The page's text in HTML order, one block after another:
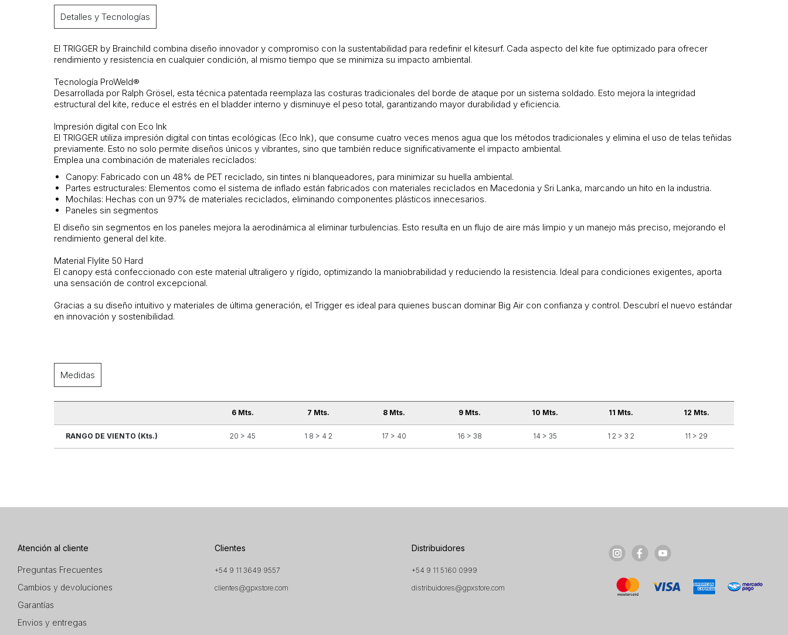
Detalles y Tecnologías
El TRIGGER by Brainchild combina diseño innovador y compromiso con la sustentabilidad para redefinir el kitesurf. Cada aspecto del kite fue optimizado para ofrecer
rendimiento y resistencia en cualquier condición, al mismo tiempo que se minimiza su impacto ambiental.
Tecnología ProWeld®
Desarrollada por Ralph Grösel, esta técnica patentada reemplaza las costuras tradicionales del borde de ataque por un sistema soldado. Esto mejora la integridad
estructural del kite, reduce el estrés en el bladder interno y disminuye el peso total, garantizando mayor durabilidad y eficiencia.
Impresión digital con Eco Ink
El TRIGGER utiliza impresión digital con tintas ecológicas (Eco Ink), que consume cuatro veces menos agua que los métodos tradicionales y elimina el uso de telas teñidas
previamente. Esto no solo permite diseños únicos y vibrantes, sino que también reduce significativamente el impacto ambiental.
Emplea una combinación de materiales reciclados:
Canopy: Fabricado con un 48% de PET reciclado, sin tintes ni blanqueadores, para minimizar su huella ambiental.
Partes estructurales: Elementos como el sistema de inflado están fabricados con materiales reciclados en Macedonia y Sri Lanka, marcando un hito en la industria.
Mochilas: Hechas con un 97% de materiales reciclados, eliminando componentes plásticos innecesarios.
Paneles sin segmentos
El diseño sin segmentos en los paneles mejora la aerodinámica al eliminar turbulencias. Esto resulta en un flujo de aire más limpio y un manejo más preciso, mejorando el
rendimiento general del kite.
Material Flylite 50 Hard
El canopy está confeccionado con este material ultraligero y rígido, optimizando la maniobrabilidad y reduciendo la resistencia. Ideal para condiciones exigentes, aporta
una sensación de control excepcional.
Gracias a su diseño intuitivo y materiales de última generación, el Trigger es ideal para quienes buscan dominar Big Air con confianza y control. Descubrí el nuevo estándar
en innovación y sostenibilidad.
Medidas
6 Mts. 7 Mts. 8 Mts. 9 Mts. 10 Mts. 11 Mts. 12 Mts.
RANGO DE VIENTO (Kts.) 20 > 45 1 8 > 4 2 17 > 40 16 > 38 14 > 35 1 2 > 3 2 11 > 29
Atención al cliente
Preguntas Frecuentes
Cambios y devoluciones
Garantías
Envios y entregas
Clientes
+54 9 11 3649 9557
clientes@gpxstore.com
Distribuidores
+54 9 11 5160 0999
distribuidores@gpxstore.com